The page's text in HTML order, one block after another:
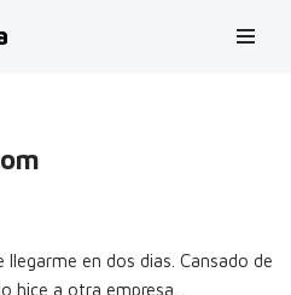
en dos dias. Cansado de
hice a otra empresa.